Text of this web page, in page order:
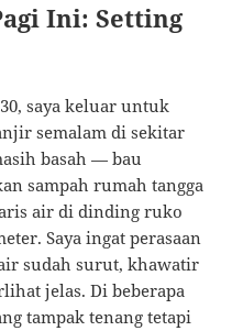
Ini: Setting
saya keluar untuk
semalam di sekitar
basah — bau
sampah rumah tangga
air di dinding ruko
Saya ingat perasaan
sudah surut, khawatir
jelas. Di beberapa
tampak tenang tetapi